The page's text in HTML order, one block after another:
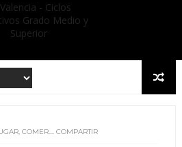
- Ciclos
Grado Medio y
Superior
COMER.... COMPARTIR